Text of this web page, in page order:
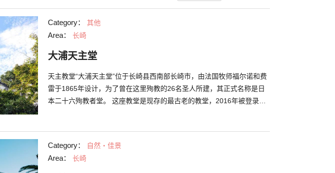
Category： 其他
Area： 长崎
大浦天主堂
天主教堂“大浦天主堂”位于长崎县西南部长崎市，由法国牧师福尔诺和费
雷于1865年设计，为了曾在这里殉教的26名圣人所建，其正式名称是日
本二十六殉教者堂。 这座教堂是现存的最古老的教堂，2016年被登录为
Category： 自然・佳景
Area： 长崎